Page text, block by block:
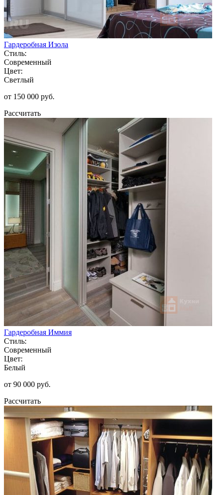
Гардеробная Изола
Стиль:
Современный
Цвет:
Светлый
от 150 000 руб.
Рассчитать
Гардеробная Иммия
Стиль:
Современный
Цвет:
Белый
от 90 000 руб.
Рассчитать